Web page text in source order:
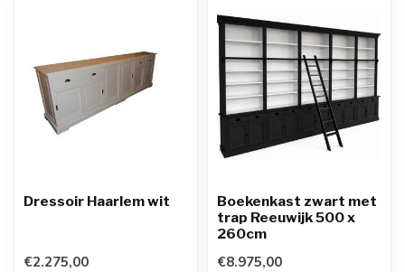
Dressoir Haarlem wit
€2.275,00
Boekenkast zwart met
trap Reeuwijk 500 x
260cm
€8.975,00